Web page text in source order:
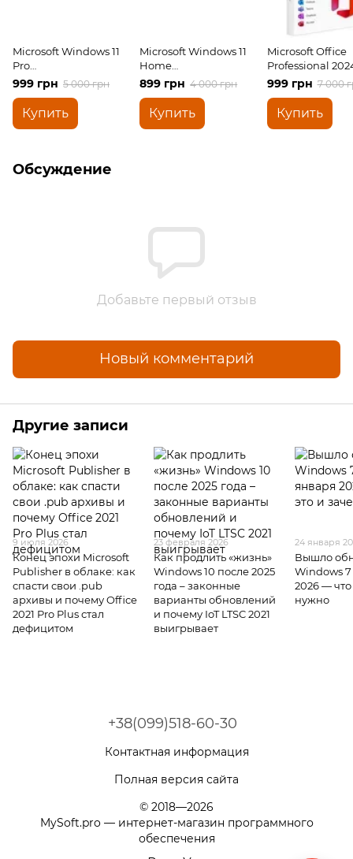
Microsoft Windows 11
Pro
ЛИЦЕНЗИОННЫЙ
КЛЮЧ
999 грн 5 000 грн
Купить
Microsoft Windows 11
Home
ЛИЦЕНЗИОННЫЙ
КЛЮЧ
899 грн 4 000 грн
Купить
Microsoft Office
Professional
Полная
999 грн 7 000
Купить
Обсуждение
Добавьте первый отзыв
Новый комментарий
Другие записи
9 июля 2026
Конец эпохи Microsoft
Publisher в облаке: как
спасти свои .pub
архивы и почему Office
2021 Pro Plus стал
дефицитом
23 февраля 2026
Как продлить «жизнь»
Windows 10 после 2025
года – законные
варианты обновлений
и почему IoT LTSC 2021
выигрывает
24 января
Вышло
Windows 7
2026 —
нужно
+38(099)518-60-30
Контактная информация
Полная версия сайта
© 2018—2026
MySoft.pro — интернет-магазин программного
обеспечения